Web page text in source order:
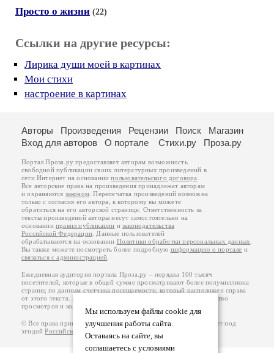
Просто о жизни (22)
Ссылки на другие ресурсы:
Лирика души моей в картинах
Мои стихи
настроение в картинах
Мы используем файлы cookie для
улучшения работы сайта.
Оставаясь на сайте, вы
соглашаетесь с условиями
Авторы Произведения Рецензии Поиск
Магазин
Вход для авторов
О портале Стихи.ру Проза.ру
Портал Проза.ру предоставляет авторам возможность
свободной публикации своих литературных произведений в
сети Интернет на основаниипользовательского договора
Все авторские права на произведения принадлежат авторам
и охраняются законом . Перепечатка произведений возможна
только с согласия его автора, к которому вы можете
обратиться на его авторской странице. Ответственность за
тексты произведений авторы несут самостоятельно на
основанииправил публикации изаконодательства
Российской Федерации . Данные пользователей
обрабатываются на основании Политики обработки персональных данных
Вы также можете посмотреть более подробную информацию о портале и
связаться с администрацией
Ежедневная аудитория портала Проза.ру – порядка 100 тысяч
посетителей, которые в общей сумме просматривают более полумиллиона
страниц по данным счетчика посещаемости, который расположен справа
от этого текста. В каждой графе указано по две цифры: количество
просмотров и количество посетителей.
© Все права принадлежат авторам, 2000-2026. Портал работает под
эгидойРоссийского союза писателей